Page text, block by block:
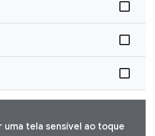
uma tela sensível ao toque